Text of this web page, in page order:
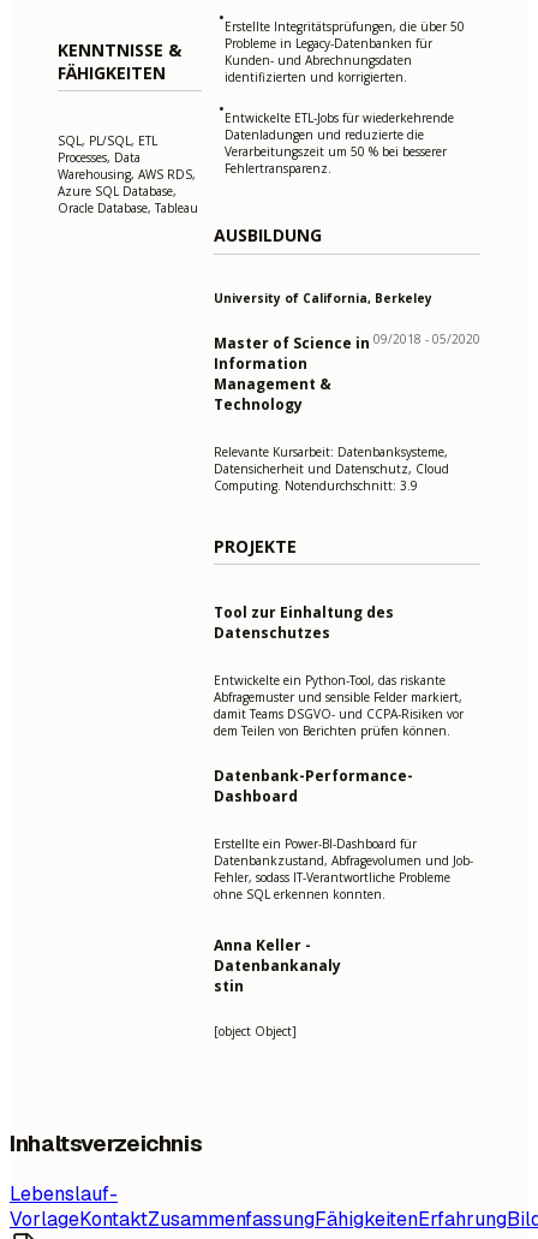
KENNTNISSE &
FÄHIGKEITEN
SQL, PL/SQL, ETL
Processes, Data
Warehousing, AWS RDS,
Azure SQL Database,
Oracle Database, Tableau
•Erstellte Integritätsprüfungen, die über 50
Probleme in Legacy-Datenbanken für
Kunden- und Abrechnungsdaten
identifizierten und korrigierten.
•Entwickelte ETL-Jobs für wiederkehrende
Datenladungen und reduzierte die
Verarbeitungszeit um 50 % bei besserer
Fehlertransparenz.
AUSBILDUNG
University of California, Berkeley
Master of Science in
Information
Management &
Technology
09/2018 - 05/2020
Relevante Kursarbeit: Datenbanksysteme,
Datensicherheit und Datenschutz, Cloud
Computing. Notendurchschnitt: 3.9
PROJEKTE
Tool zur Einhaltung des
Datenschutzes
Entwickelte ein Python-Tool, das riskante
Abfragemuster und sensible Felder markiert,
damit Teams DSGVO- und CCPA-Risiken vor
dem Teilen von Berichten prüfen können.
Datenbank-Performance-
Dashboard
Erstellte ein Power-BI-Dashboard für
Datenbankzustand, Abfragevolumen und Job-
Fehler, sodass IT-Verantwortliche Probleme
ohne SQL erkennen konnten.
Anna Keller -
Datenbankanaly
stin
[object Object]
Inhaltsverzeichnis
Lebenslauf-
VorlageKontaktZusammenfassungFähigkeitenErfahrung